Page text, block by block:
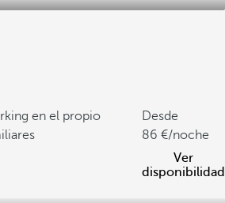
en el propio
Desde
86
/noche
Ver
disponibilidad